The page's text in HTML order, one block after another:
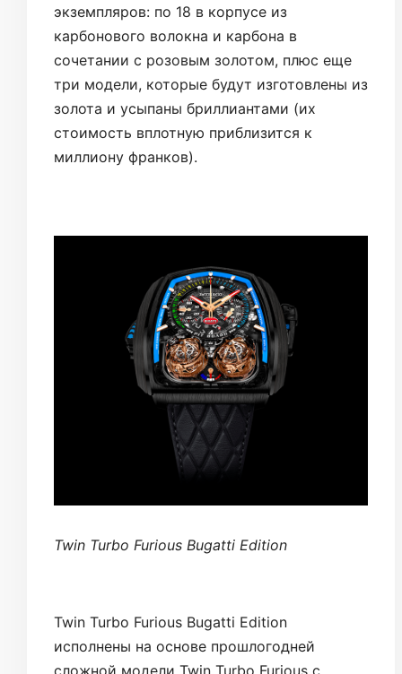
экземпляров: по 18 в корпусе из
карбонового волокна и карбона в
сочетании с розовым золотом, плюс еще
три модели, которые будут изготовлены из
золота и усыпаны бриллиантами (их
стоимость вплотную приблизится к
миллиону франков).
Twin Turbo Furious Bugatti Edition
Twin Turbo Furious Bugatti Edition
исполнены на основе прошлогодней
сложной модели Twin Turbo Furious с